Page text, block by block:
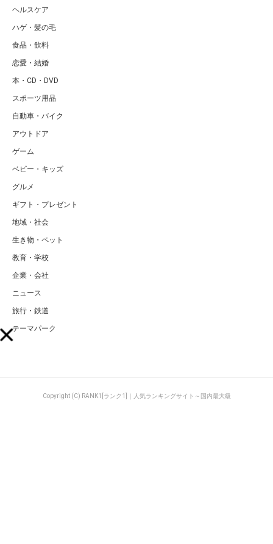
ヘルスケア
ハゲ・髪の毛
食品・飲料
恋愛・結婚
本・CD・DVD
スポーツ用品
自動車・バイク
アウトドア
ゲーム
ベビー・キッズ
グルメ
ギフト・プレゼント
地域・社会
生き物・ペット
教育・学校
企業・会社
ニュース
旅行・鉄道
テーマパーク
Copyright (C) RANK1[ランク1]｜人気ランキングサイト～国内最大級